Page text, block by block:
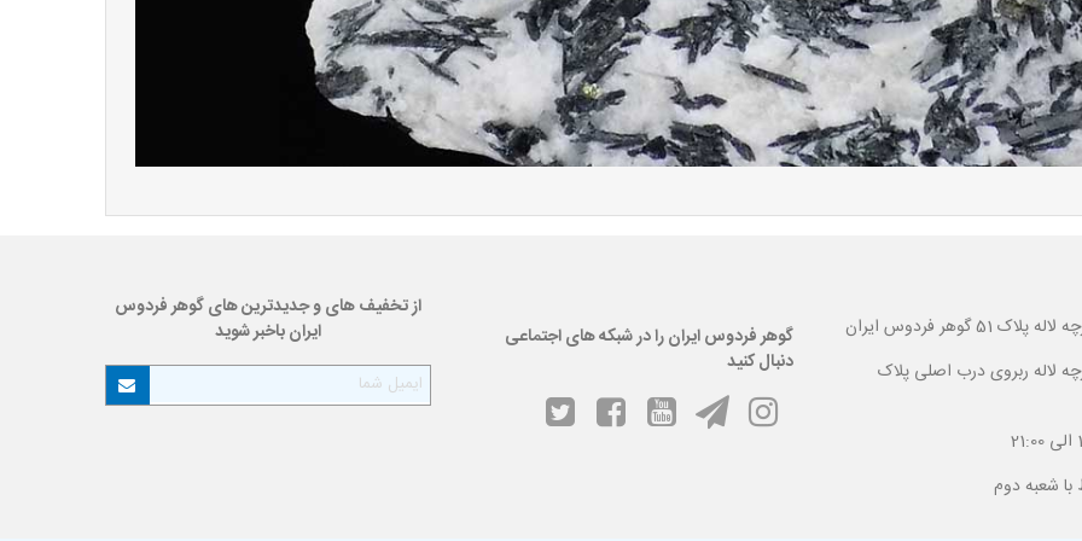
فردوس ایران
لاله ربروی درب اصلی پلاک
گوهر فردوس ایران را در شبکه های اجتماعی
دنبال کنید
از تخفیف های و جدیدترین های گوهر فردوس
ایران باخبر شوید